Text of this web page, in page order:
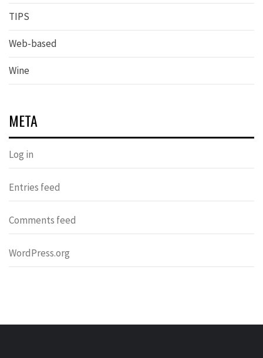
TIPS
Web-based
Wine
META
Log in
Entries feed
Comments feed
WordPress.org